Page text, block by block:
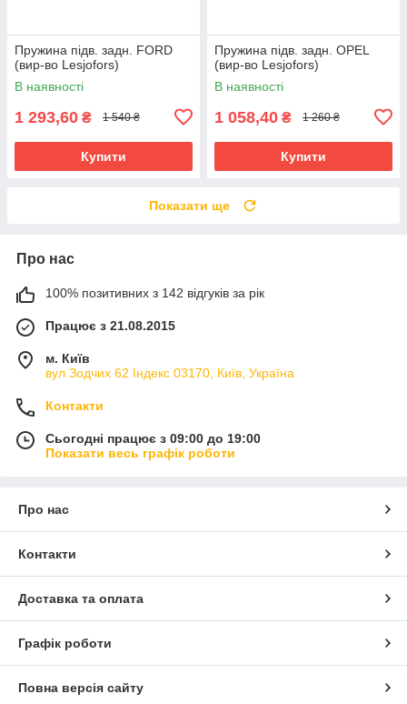
Пружина підв. задн. FORD
(вир-во Lesjofors)
В наявності
1 293,60 ₴ 1 540 ₴
Купити
Пружина підв. задн. OPEL
(вир-во Lesjofors)
В наявності
1 058,40 ₴ 1 260 ₴
Купити
Показати ще
Про нас
100% позитивних з 142 відгуків за рік
Працює з 21.08.2015
м. Київ
вул Зодчих 62 Індекс 03170, Київ, Україна
Контакти
Сьогодні працює з 09:00 до 19:00
Показати весь графік роботи
Про нас
Контакти
Доставка та оплата
Графік роботи
Повна версія сайту